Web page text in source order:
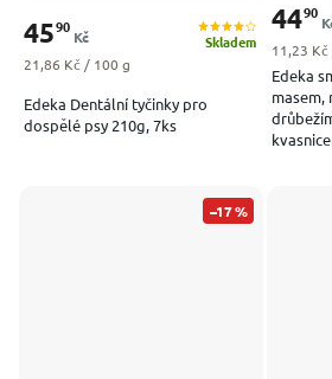
Edeka Dentální tyčinky pro
dospělé psy 210g, 7ks
Skladem
4590
Kč
Měrná cena:
21,86 Kč / 100 g
Edeka
masem,
4490
Měrná
11,23
–17 %